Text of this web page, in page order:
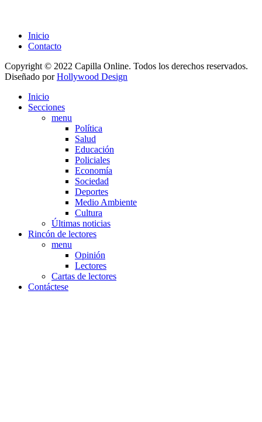
Inicio
Contacto
Copyright © 2022 Capilla Online. Todos los derechos reservados.
Diseñado porHollywood Design
Inicio
Secciones
menu
Política
Salud
Educación
Policiales
Economía
Sociedad
Deportes
Medio Ambiente
Cultura
Últimas noticias
Rincón de lectores
menu
Opinión
Lectores
Cartas de lectores
Contáctese